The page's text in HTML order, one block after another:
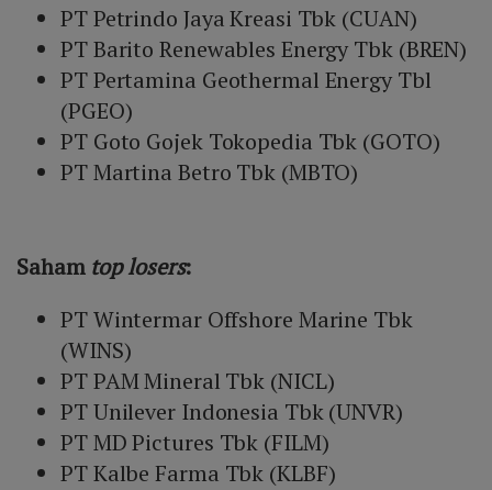
PT Petrindo Jaya Kreasi Tbk (CUAN)
PT Barito Renewables Energy Tbk (BREN)
PT Pertamina Geothermal Energy Tbl
(PGEO)
PT Goto Gojek Tokopedia Tbk (GOTO)
PT Martina Betro Tbk (MBTO)
Saham top losers:
PT Wintermar Offshore Marine Tbk
(WINS)
PT PAM Mineral Tbk (NICL)
PT Unilever Indonesia Tbk (UNVR)
PT MD Pictures Tbk (FILM)
PT Kalbe Farma Tbk (KLBF)